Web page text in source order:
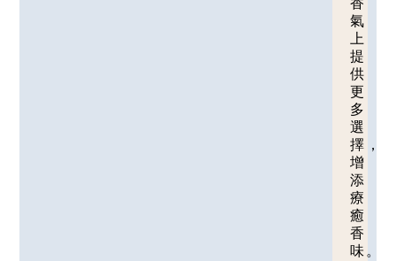
氣
上
提
供
更
多
選
擇，
增
添
療
癒
香
味。